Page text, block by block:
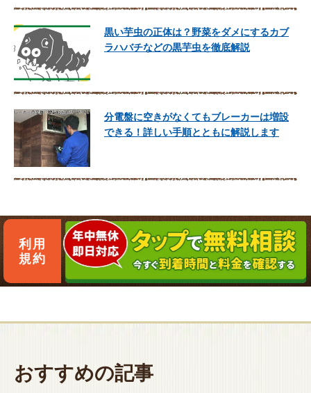
黒い芋虫の正体は？野菜をダメにするカブ
ラハバチなどの黒芋虫を徹底解説
分電盤に空きがなくてもブレーカーは増設
できる！詳しい手順とともに解説します
利用
規約
おすすめの記事